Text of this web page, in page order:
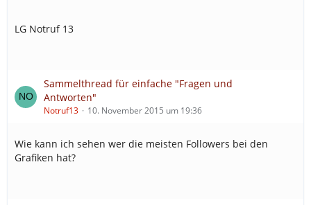
LG Notruf 13
Sammelthread für einfache "Fragen und
Antworten"
Notruf13 10. November 2015 um 19:36
Wie kann ich sehen wer die meisten Followers bei den
Grafiken hat?